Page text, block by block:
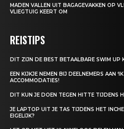
MADEN VALLEN UIT BAGAGEVAKKEN OP
VLIEGTUIG KEERT OM
REISTIPS
DIT ZIJN DE BEST BETAALBARE SWIM UP
EEN KIJKJE NEMEN BIJ DEELNEMERS AAN
ACCOMMODATIES!
DIT KUN JE DOEN TEGEN HITTE TIJDENS
JE LAPTOP UIT JE TAS TIJDENS HET
EIGELIJK?